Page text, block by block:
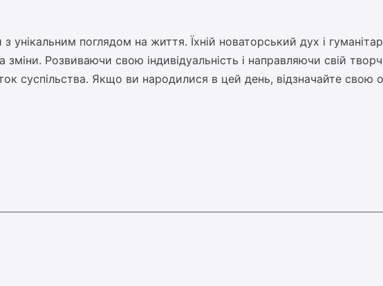
поглядом на життя. Їхній новаторський дух і
Розвиваючи свою індивідуальність і направляючи свій
суспільства. Якщо ви народилися в цей день, відзначайте свою